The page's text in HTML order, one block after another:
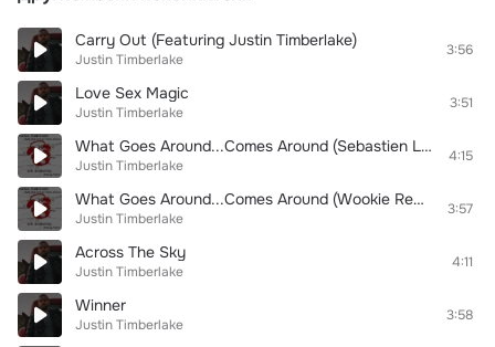
Carry Out (Featuring Justin Timberlake)
Justin Timberlake
3:56
Love Sex Magic
Justin Timberlake
3:51
What Goes Around...Comes Around (Sebastien Leger Remix (Radio Edit))
Justin Timberlake
4:15
What Goes Around...Comes Around (Wookie Remix (Radio Edit))
Justin Timberlake
3:57
Across The Sky
Justin Timberlake
4:11
Winner
Justin Timberlake
3:58